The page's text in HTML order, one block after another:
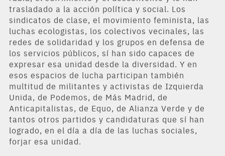
trasladado a la acción política y social. Los
sindicatos de clase, el movimiento feminista, las
luchas ecologistas, los colectivos vecinales, las
redes de solidaridad y los grupos en defensa de
los servicios públicos, sí han sido capaces de
expresar esa unidad desde la diversidad. Y en
esos espacios de lucha participan también
multitud de militantes y activistas de Izquierda
Unida, de Podemos, de Más Madrid, de
Anticapitalistas, de Equo, de Alianza Verde y de
tantos otros partidos y candidaturas que sí han
logrado, en el día a día de las luchas sociales,
forjar esa unidad.